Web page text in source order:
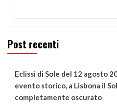
Post recenti
Eclissi di Sole del 12 agosto
evento storico, a Lisbona il
completamente oscurato